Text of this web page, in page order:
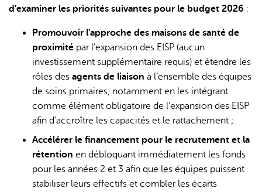
d’examiner les priorités suivantes pour le budget 2026 :
Promouvoir l’approche des maisons de santé de
proximité par l’expansion des EISP (aucun
investissement supplémentaire requis) et étendre les
rôles des agents de liaison à l’ensemble des équipes
de soins primaires, notamment en les intégrant
comme élément obligatoire de l’expansion des EISP
afin d’accroître les capacités et le rattachement ;
Accélérer le financement pour le recrutement et la
rétention en débloquant immédiatement les fonds
pour les années 2 et 3 afin que les équipes puissent
stabiliser leurs effectifs et combler les écarts